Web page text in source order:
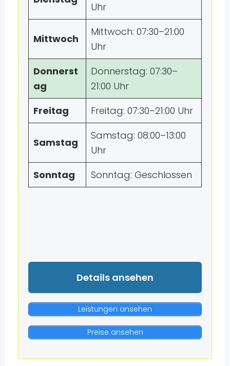
Uhr
Mittwoch
Mittwoch: 07:30–21:00
Uhr
Donnerst
ag
Donnerstag: 07:30–
21:00 Uhr
Freitag
Freitag: 07:30–21:00 Uhr
Samstag
Samstag: 08:00–13:00
Uhr
Sonntag
Sonntag: Geschlossen
Details ansehen
Leistungen ansehen
Preise ansehen